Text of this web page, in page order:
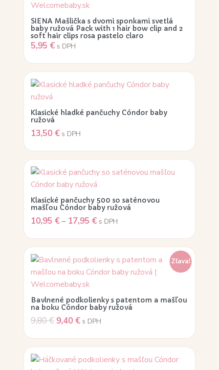
SIENA Mašlička s dvomi sponkami svetlá
baby ružová Pack with 1 hair bow clip and 2
soft hair clips rosa pastelo claro
5,95 € s DPH
Klasické hladké pančuchy Cóndor baby
ružová
13,50 € s DPH
Klasické pančuchy 500 so saténovou
mašľou Cóndor baby ružová
10,95 €– 17,95 € s DPH
Zľava!
Bavlnené podkolienky s patentom a mašľou
na boku Cóndor baby ružová
9,80€ 9,40 € s DPH